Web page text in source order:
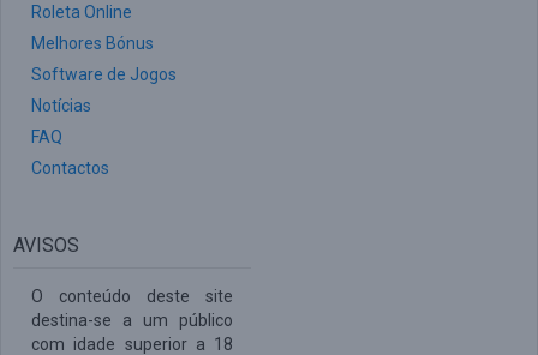
Roleta Online
Melhores Bónus
Software de Jogos
Notícias
FAQ
Contactos
AVISOS
O conteúdo deste site
destina-se a um público
com idade superior a 18